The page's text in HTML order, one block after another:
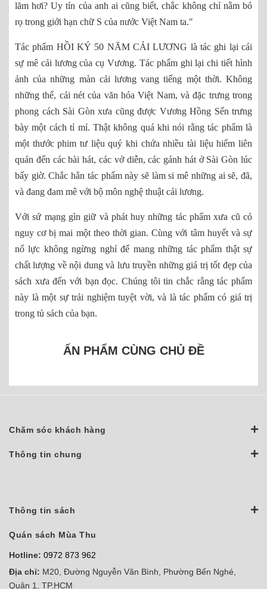
lăm hơi? Uy tín của anh ai cũng biết, chắc không chỉ nằm bó
rọ trong giới hạn chữ S của nước Việt Nam ta."
Tác phẩm HỒI KÝ 50 NĂM CẢI LƯƠNG là tác ghi lại cái
sự mê cải lương của cụ Vương. Tác phẩm ghi lại chi tiết hình
ảnh của những màn cải lương vang tiếng một thời. Không
những thế, cái nét của văn hóa Việt Nam, và đặc trưng trong
phong cách Sài Gòn xưa cũng được Vương Hồng Sển trưng
bày một cách tỉ mỉ. Thật không quá khi nói rằng tác phẩm là
một thước phim tư liệu quý khi chứa nhiều tài liệu hiếm liên
quán đến các bài hát, các vở diễn, các gánh hát ở Sài Gòn lúc
bấy giờ. Chắc hẳn tác phẩm này sẽ làm si mê những ai sẽ, đã,
và đang đam mê với bộ môn nghệ thuật cải lương.
Với sứ mạng gìn giữ và phát huy những tác phẩm xưa cũ có
nguy cơ bị mai một theo thời gian. Cùng với tâm huyết và sự
nổ lực không ngừng nghỉ để mang những tác phẩm thật sự
chất lượng về nội dung và lưu truyền những giá trị tốt đẹp của
sách xưa đến với bạn đọc. Chúng tôi tin chắc rằng tác phẩm
này là một sự trải nghiệm tuyệt vời, và là tác phẩm có giá trị
trong tủ sách của bạn.
ẤN PHẨM CÙNG CHỦ ĐỀ
Chăm sóc khách hàng
Thông tin chung
Thông tin sách
Quán sách Mùa Thu
Hotline: 0972 873 962
Địa chỉ: M20, Đường Nguyễn Văn Bình, Phường Bến Nghé,
Quận 1, TP.HCM